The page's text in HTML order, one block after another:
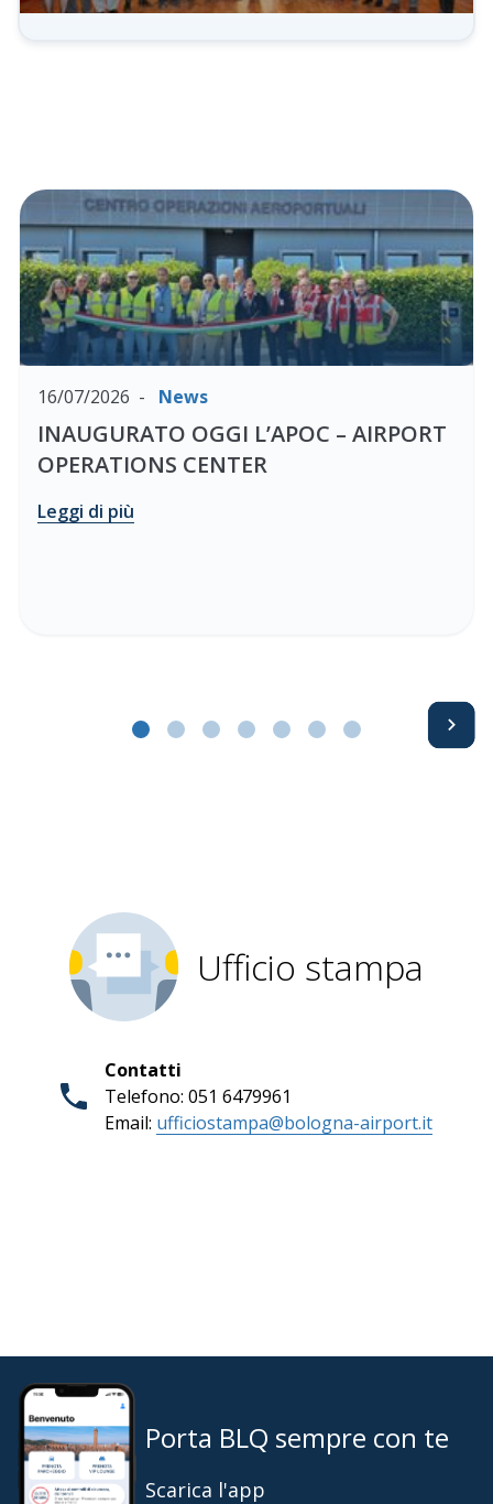
16/07/2026 News
INAUGURATO OGGI L’APOC – AIRPORT
OPERATIONS CENTER
Leggi di più
Avanti
Ufficio stampa
Contatti
Telefono: 051 6479961
Email: ufficiostampa@bologna-airport.it
Porta BLQ sempre con te
Scarica l'app